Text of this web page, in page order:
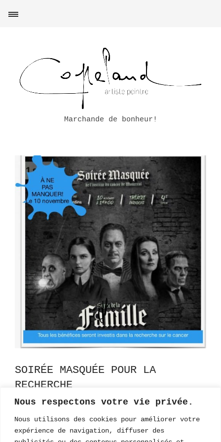
Nous respectons votre vie privée.
Nous utilisons des cookies pour améliorer votre
expérience de navigation, diffuser des
Marchande de bonheur!
SOIRÉE MASQUÉE POUR LA
RECHERCHE
PARCE QUE NOUS POUVONS TOUS FAIRE UNE
DIFFÉRENCE! Qui que nous soyons, le cancer
nous touche…